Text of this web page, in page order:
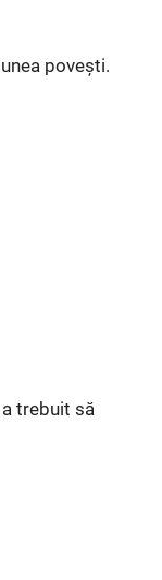
povești.
trebuit să